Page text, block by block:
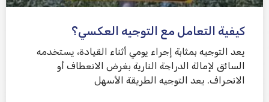
كيفية التعامل مع التوجيه العكسي؟
يعد التوجيه بمثابة إجراء يومي أثناء القيادة، يستخدمه
السائق لإمالة الدراجة النارية بغرض الانعطاف أو
الانحراف. يعد التوجيه الطريقة الأسهل